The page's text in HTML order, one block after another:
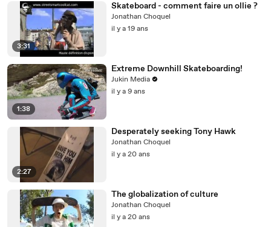
3:31
Skateboard - comment faire un ollie ?
Jonathan Choquel
il y a 19 ans
1:38
Extreme Downhill Skateboarding!
Jukin Media
il y a 9 ans
2:27
Desperately seeking Tony Hawk
Jonathan Choquel
il y a 20 ans
The globalization of culture
Jonathan Choquel
il y a 20 ans